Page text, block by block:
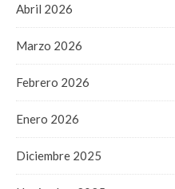
Abril 2026
Marzo 2026
Febrero 2026
Enero 2026
Diciembre 2025